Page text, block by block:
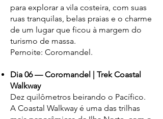
para explorar a vila costeira, com suas
ruas tranquilas, belas praias e o charme
de um lugar que ficou à margem do
turismo de massa.
Pernoite: Coromandel.
Dia 06 — Coromandel | Trek Coastal
Walkway
Dez quilômetros beirando o Pacífico.
A Coastal Walkway é uma das trilhas